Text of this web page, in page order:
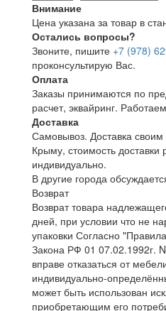
Внимание
Цена указана за товар в
Остались вопросы?
Звоните, пишите +7 (978)
проконсультирую Вас.
Оплата
Заказы принимаются по
расчет, эквайринг.
Доставка
Самовывоз. Доставка
Крыму, стоимость доставки
индивидуально.
В другие города
Возврат
Возврат товара
дней, при условии что не
упаковки Согласно
Закона РФ 01 07.02.1992г.
вправе отказаться от
индивидуально-
может быть использован
приобретающим его